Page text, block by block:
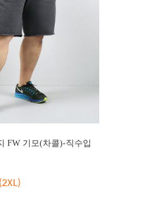
FW 기모(차콜)-직수입